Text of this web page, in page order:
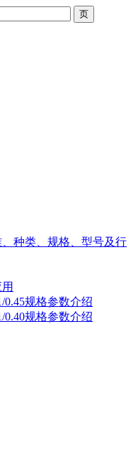
种类、规格、型号及行
0.45规格参数介绍
0.40规格参数介绍